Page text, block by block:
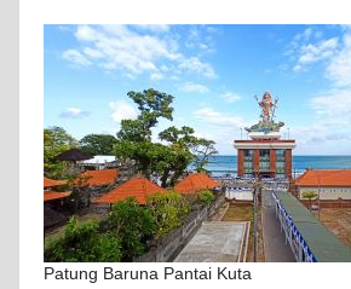
Patung Baruna Pantai Kuta